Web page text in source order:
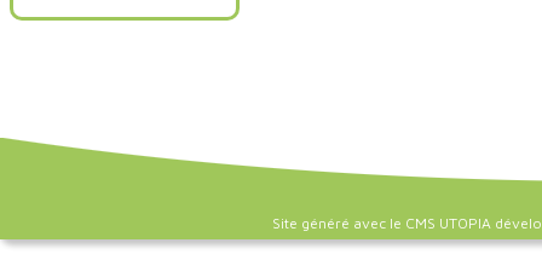
Site généré avec le CMS UTOPIA